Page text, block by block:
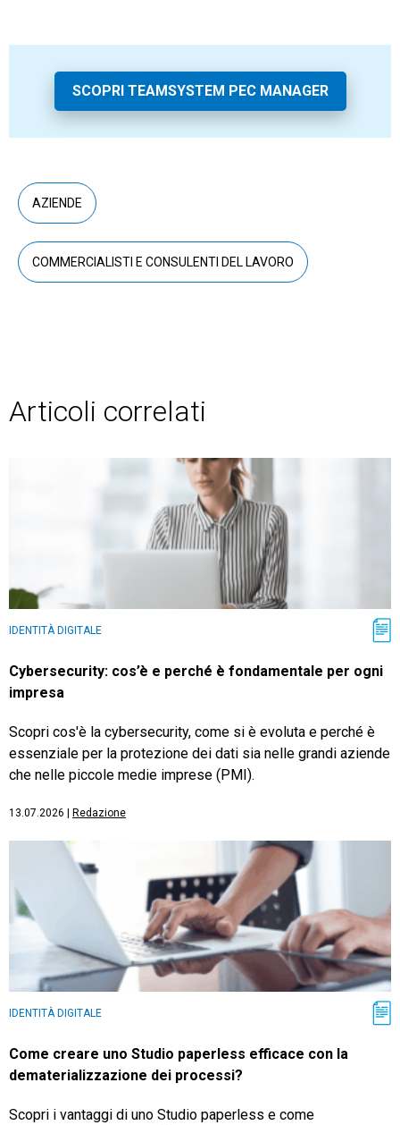
SCOPRI TEAMSYSTEM PEC MANAGER
AZIENDE
COMMERCIALISTI E CONSULENTI DEL LAVORO
Articoli correlati
IDENTITÀ DIGITALE
Cybersecurity: cos’è e perché è fondamentale per ogni
impresa
Scopri cos'è la cybersecurity, come si è evoluta e perché è
essenziale per la protezione dei dati sia nelle grandi aziende
che nelle piccole medie imprese (PMI).
13.07.2026 Redazione
IDENTITÀ DIGITALE
Come creare uno Studio paperless efficace con la
dematerializzazione dei processi?
Scopri i vantaggi di uno Studio paperless e come